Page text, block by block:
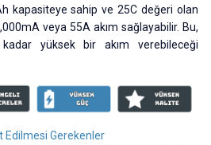
kapasiteye sahip ve 25C değeri olan
veya 55A akım sağlayabilir. Bu,
yüksek bir akım verebileceği
Edilmesi Gerekenler